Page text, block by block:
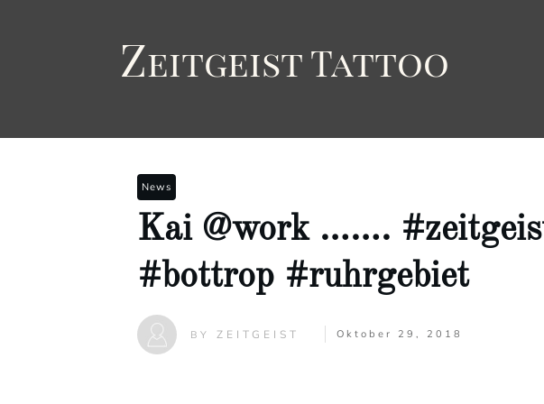
ZeitgeistTattoo
News
Kai @work …….
#bottrop #ruhrgebiet
BY ZEITGEIST Oktober 29, 2018